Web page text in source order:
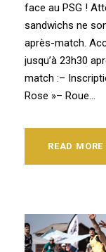
face au PSG !
sandwichs ne
après-match.
jusqu’à 23h30
match :–
Rose »– Roue...
READ MORE